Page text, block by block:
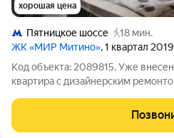
хорошая цена
Пятницкое шоссе
18 мин.
ЖК «МИР Митино», 1 квартал 2019
Код объекта: 2089815. Уже
квартира с дизайнерским
площадью 10 м станет отличным
экспериментов и уютных